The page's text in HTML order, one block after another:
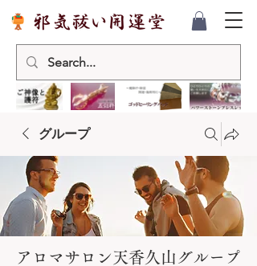
グループ
アロマサロン天香久山グループ